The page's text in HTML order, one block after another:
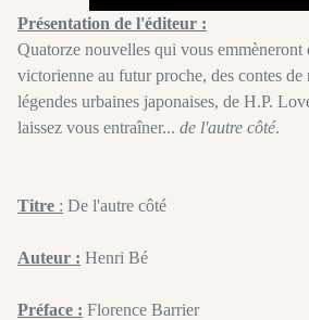
Présentation de l'éditeur :
Quatorze nouvelles qui vous
victorienne au futur proche, des contes de
légendes urbaines japonaises, de H.P.
laissez vous entraîner... de l'autre côté.
Titre : De l'autre côté
Auteur : Henri Bé
Préface : Florence Barrier